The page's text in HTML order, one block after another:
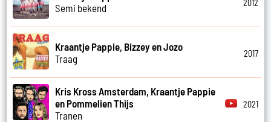
Semi bekend
2012
Kraantje Pappie, Bizzey en Jozo
Traag
2017
Kris Kross Amsterdam, Kraantje Pappie
en Pommelien Thijs
Tranen
2021